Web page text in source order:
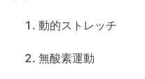
動的ストレッチ
無酸素運動